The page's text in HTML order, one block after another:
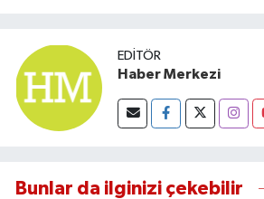
EDITÖR
Haber Merkezi
Bunlar da ilginizi çekebilir
Savaştepe
SEYAHAT